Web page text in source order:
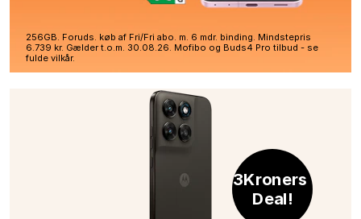
256GB. Foruds. køb af Fri/Fri abo. m. 6 mdr. binding. Mindstepris
6.739 kr. Gælder t.o.m. 30.08.26. Mofibo og Buds4 Pro tilbud - se
fulde vilkår.
3Kroners
Deal!